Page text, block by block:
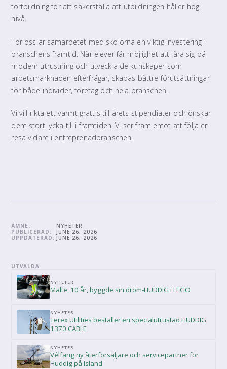
ÄMNE:
NYHETER
PUBLICERAD:
JUNE 26, 2026
UPPDATERAD: JUNE 26, 2026
UTVALDA
NYHETER
Malte, 10 år, byggde sin dröm-HUDDIG i LEGO
NYHETER
Terex Utilities beställer en specialutrustad HUDDIG
1370 CABLE
NYHETER
Vélfang ny återförsäljare och servicepartner för
Huddig på Island
fortbildning för att säkerställa att utbildningen håller hög
nivå.
För oss är samarbetet med skolorna en viktig investering i
branschens framtid. När elever får möjlighet att lära sig på
modern utrustning och utveckla de kunskaper som
arbetsmarknaden efterfrågar, skapas bättre förutsättningar
för både individer, företag och hela branschen.
Vi vill rikta ett varmt grattis till årets stipendiater och önskar
dem stort lycka till i framtiden. Vi ser fram emot att följa er
resa vidare i entreprenadbranschen.